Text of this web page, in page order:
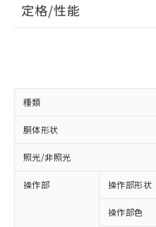
定格/性能
種類
胴体形状
照光/非照光
操作部 操作部形状
操作部色